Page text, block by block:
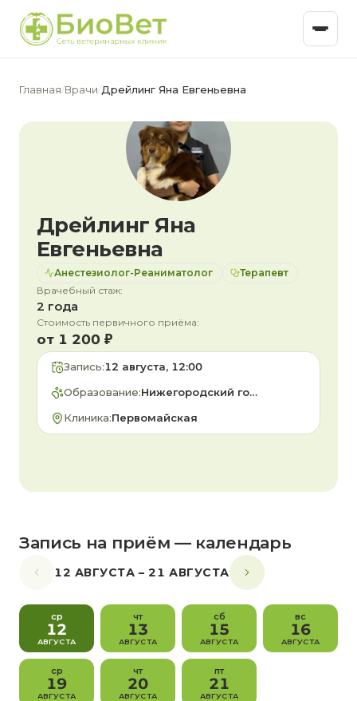
Главная/Врачи/Дрейлинг Яна Евгеньевна
Дрейлинг Яна
Евгеньевна
Анестезиолог-Реаниматолог
Терапевт
Врачебный стаж:
2 года
Стоимость первичного приёма:
от 1 200 ₽
Запись:12 августа, 12:00
Образование:
Нижегородский государственный агротехнологический…
Клиника:Первомайская
Запись на приём — календарь
12 АВГУСТА – 21 АВГУСТА
ср
12
АВГУСТА
чт
13
АВГУСТА
сб
15
АВГУСТА
вс
16
АВГУСТА
ср
19
АВГУСТА
чт
20
АВГУСТА
пт
21
АВГУСТА